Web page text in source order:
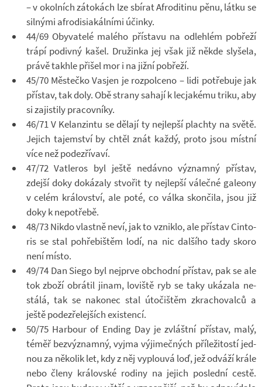
– v okol­ních zá­to­kách lze sbí­rat Afro­di­tinu pěnu, látku se
sil­nými afro­di­si­a­kál­ními účinky.
44/69 Oby­va­telé ma­lého pří­stavu na od­lehlém po­břeží
trápí po­divný kašel. Dru­žinka jej však již někde sly­šela,
právě takhle při­šel mor i na jižní po­břeží.
45/70 Měs­tečko Vasjen je roz­pol­ceno – lidi po­tře­buje jak
pří­stav, tak doly. Obě strany sa­hají k lecja­kému triku, aby
si za­jis­tily pra­cov­níky.
46/71 V Ke­lan­zintu se dě­lají ty nej­lepší plachty na světě.
Je­jich ta­jem­ství by chtěl znát každý, proto jsou místní
více než po­de­zří­vaví.
47/72 Vat­le­ros byl ještě ne­dávno vý­znamný pří­stav,
zdejší doky do­ká­zaly stvo­řit ty nej­lepší vá­lečné ga­le­ony
v celém krá­lov­ství, ale poté, co válka skon­čila, jsou již
doky k ne­po­třebě.
48/73 Nikdo vlastně neví, jak to vzniklo, ale pří­stav Cin­to­
ris se stal po­hře­biš­těm lodí, na nic dal­šího tady skoro
není místo.
49/74 Dan Siego byl nej­prve ob­chodní pří­stav, pak se ale
tok zboží ob­rá­til jinam, lo­viště ryb se taky uká­zala ne­
stálá, tak se na­ko­nec stal úto­čiš­těm zkra­cho­valců a
ještě po­de­zře­lej­ších exis­tencí.
50/75 Har­bour of En­ding Day je zvláštní pří­stav, malý,
téměř bez­vý­znamný, vyjma vý­ji­meč­ných pří­le­ži­tostí jed­
nou za ně­ko­lik let, kdy z něj vy­plouvá loď, jež od­váží krále
nebo členy krá­lov­ské ro­diny na je­jich po­slední cestě.